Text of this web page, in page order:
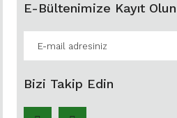
E-Bültenimize Kayıt Olun
Bizi Takip Edin